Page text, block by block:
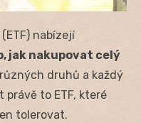
nabízejí
jak nakupovat celý
druhů a každý
právě to ETF, které
tolerovat.